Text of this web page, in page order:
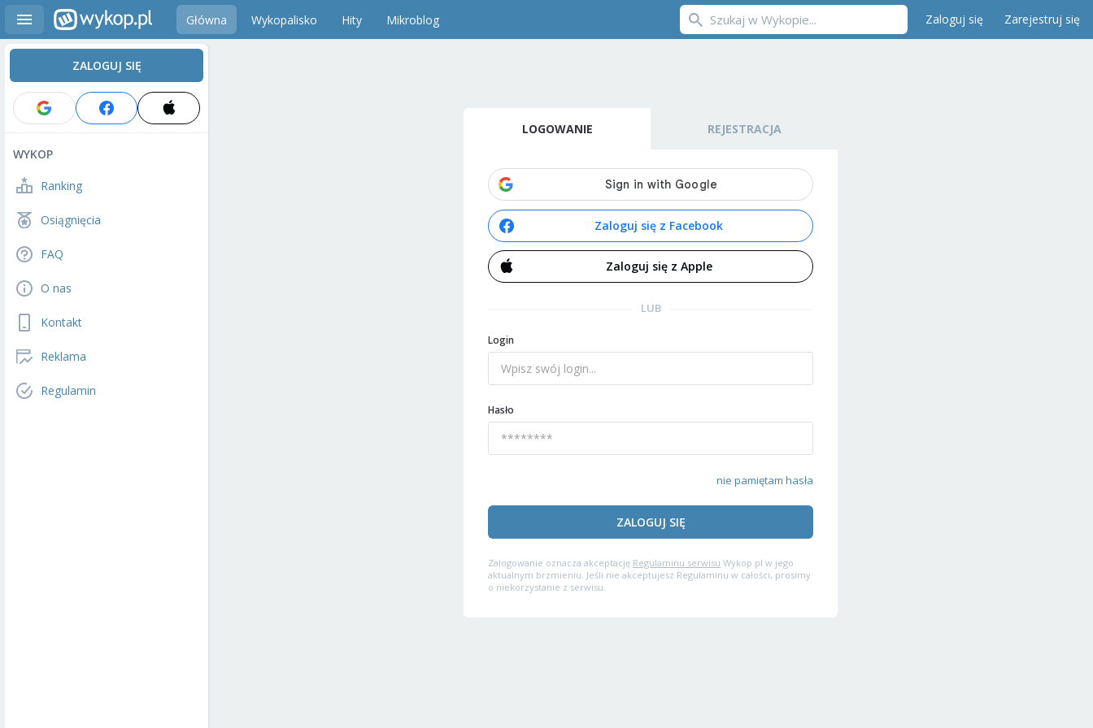
Główna Wykopalisko Hity Mikroblog Zaloguj się Zarejestruj się
ZALOGUJ SIĘ
WYKOP
Ranking
Osiągnięcia
FAQ
O nas
Kontakt
Reklama
Regulamin
LOGOWANIE REJESTRACJA
Zaloguj się z Facebook
Zaloguj się z Apple
LUB
Login
Hasło
nie pamiętam hasła
ZALOGUJ SIĘ
Zalogowanie oznacza akceptację Regulaminu serwisu Wykop.pl w jego
aktualnym brzmieniu. Jeśli nie akceptujesz Regulaminu w całości, prosimy
o niekorzystanie z serwisu.